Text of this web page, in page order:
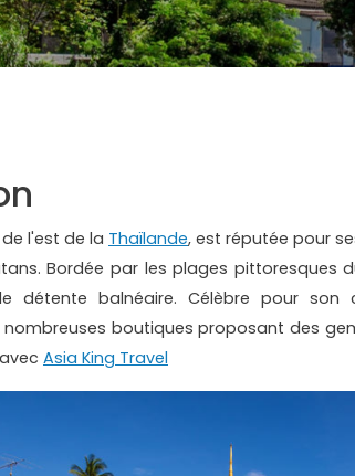
l'est de la Thaïlande, est réputée pour
Bordée par les plages pittoresques
détente balnéaire. Célèbre pour son
boutiques proposant des
Asia King Travel